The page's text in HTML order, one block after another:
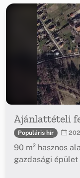
Ajánlattételi
Populáris hír
90 m² hasznos
gazdasági épület